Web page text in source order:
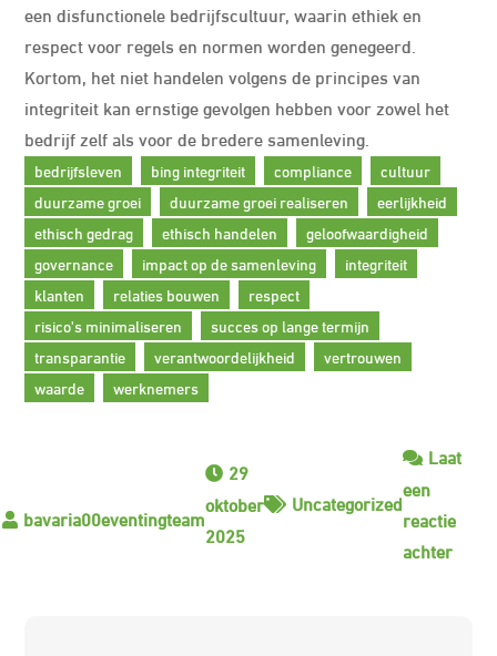
een disfunctionele bedrijfscultuur, waarin ethiek en
respect voor regels en normen worden genegeerd.
Kortom, het niet handelen volgens de principes van
integriteit kan ernstige gevolgen hebben voor zowel het
bedrijf zelf als voor de bredere samenleving.
bedrijfsleven bing integriteit compliance
cultuur
duurzame groei
duurzame groei realiseren
eerlijkheid
ethisch gedrag
ethisch handelen
geloofwaardigheid
governance
impact op de samenleving
integriteit
klanten
relaties bouwen
respect
risico's minimaliseren
succes op lange termijn
transparantie
verantwoordelijkheid
vertrouwen
waarde
werknemers
29
oktober
2025
Uncategorized
Laat
een
reactie
achterop